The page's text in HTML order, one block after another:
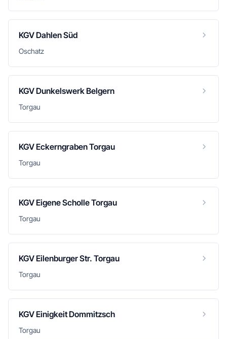
KGV Dahlen Süd
Oschatz
KGV Dunkelswerk Belgern
Torgau
KGV Eckerngraben Torgau
Torgau
KGV Eigene Scholle Torgau
Torgau
KGV Eilenburger Str. Torgau
Torgau
KGV Einigkeit Dommitzsch
Torgau